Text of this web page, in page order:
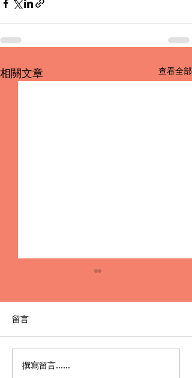
相關文章 查看全部
Premier English
留言
撰寫留言......